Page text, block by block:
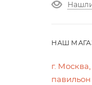
НАШ
г.
павильон